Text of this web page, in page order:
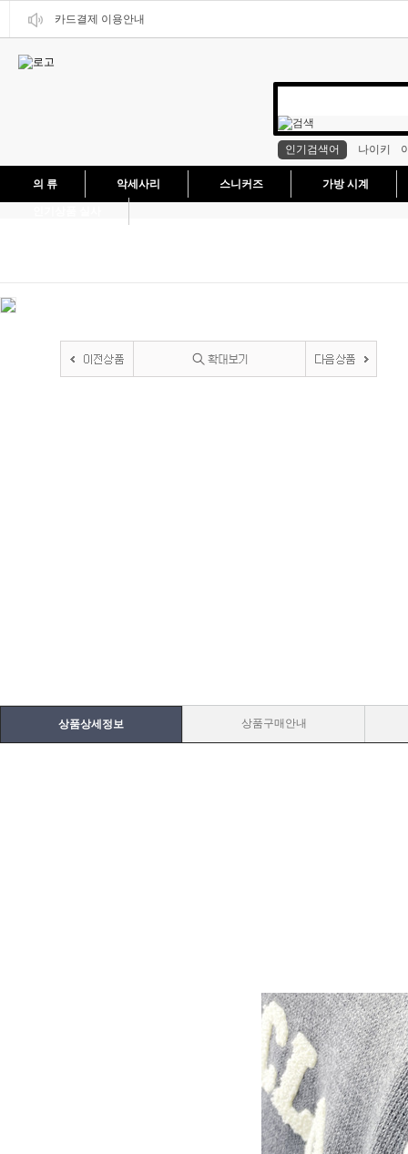
카드결제 이용안내
인기검색어 나이키
의 류 악세사리 스니커즈 가방 시계
상품상세정보 상품구매안내